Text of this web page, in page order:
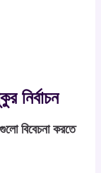
নির্বাচন
বিবেচনা করতে